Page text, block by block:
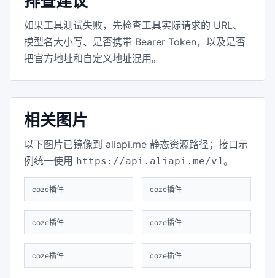
如果工具测试失败，先检查工具实际请求的 URL、
模型名大小写、是否携带 Bearer Token，以及是否
把官方地址和自定义地址混用。
相关图片
以下图片已镜像到 aliapi.me 静态资源路径；接口示
例统一使用 https://api.aliapi.me/v1。
coze插件 coze插件
coze插件 coze插件
coze插件 coze插件